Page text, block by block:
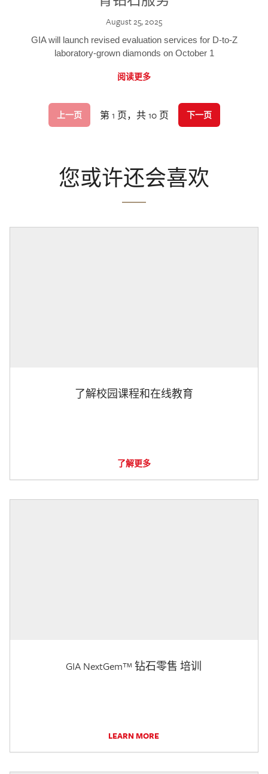
August 25, 2025
GIA will launch revised evaluation services for D-to-Z
laboratory-grown diamonds on October 1
阅读更多
上一页 第 1 页，共 10 页 下一页
您或许还会喜欢
了解校园课程和在线教育
了解更多
GIA NextGem™ 钻石零售 培训
LEARN MORE